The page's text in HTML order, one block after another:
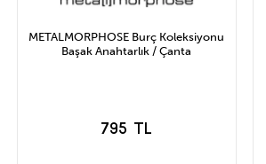
METALMORPHOSE Burç Koleksiyonu
Başak Anahtarlık / Çanta
795 TL